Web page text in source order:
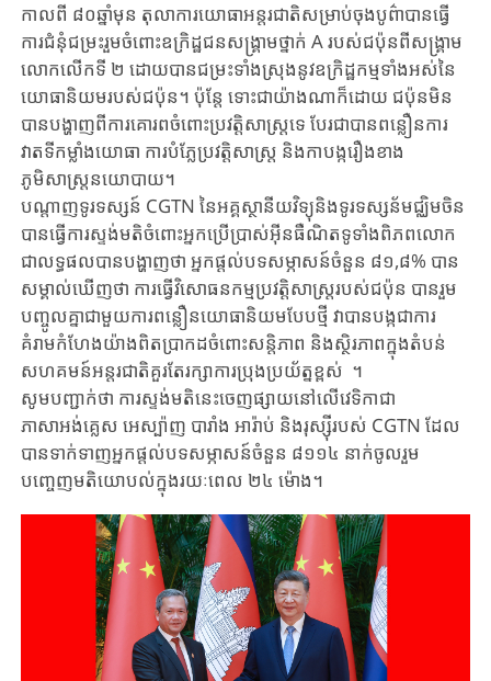
កាលពី ៨០ឆ្នាំមុន តុលាការយោធាអន្តរជាតិសម្រាប់ចុងបូព៌ាបានធ្វើ
ការជំនុំ​ជម្រះ​រួម​ចំពោះ​ឧក្រិដ្ឋជនសង្គ្រាមថ្នាក់ A របស់ជប៉ុនពីសង្គ្រាម
លោកលើកទី ២ ដោយបានជម្រះ​​ទាំង​ស្រុង​នូវ​​ឧក្រិដ្ឋកម្មទាំងអស់​នៃ
យោធានិយមរបស់ជប៉ុន។ ប៉ុន្តែ​ ទោះជាយ៉ាងណាក៏ដោយ ជប៉ុនមិន​
បាន​បង្ហាញពី​ការគោរពចំពោះប្រវត្តិសាស្ត្រទេ​ បែរជា​​បានពន្លឿន​ការ​
វាតទី​កម្លាំង​យោធា​ ការបំភ្លែ​ប្រវត្តិសាស្ត្រ និងកាបង្ក​រឿង​ខាង​
ភូមិសាស្ត្រនយោបាយ។
បណ្តាញ​ទូរទស្សន៍​ CGTN នៃ​អគ្គ​ស្ថានីយ​វិទ្យុនិង​ទូរទស្សន័​មជ្ឈិម​ចិន​
បាន​ធ្វើ​ការស្ទង់មតិចំពោះ​អ្នកប្រើប្រាស់អ៊ីនធឺណិតទូទាំងពិភពលោក
ជា​លទ្ធផល​បាន​បង្ហាញថា អ្នក​ផ្តល់​បទ​សម្ភាសន៍​ចំនួន​ ៨១,៨% បាន​
សម្គាល់​ឃើញ​ថា​ ការធ្វើ​វិសោធនកម្មប្រវត្តិសាស្ត្រ​​របស់ជប៉ុន បាន​រួម​
បញ្ចូលគ្នាជាមួយ​ការ​ពន្លឿន​យោធានិយមបែប​ថ្មី​ វា​បានបង្ក​ជាការ
គំរាមកំហែងយ៉ាង​ពិតប្រាកដចំពោះសន្តិភាព និងស្ថិរភាពក្នុងតំបន់
សហគមន៍អន្តរជាតិគួរតែ​រក្សាការប្រុងប្រយ័ត្នខ្ពស់ ​ ។
សូម​បញ្ជាក់​ថា​ ការស្ទង់មតិនេះចេញផ្សាយនៅលើវេទិកាជា​
ភាសាអង់គ្លេស អេស្ប៉ាញ បារាំង អារ៉ាប់ និងរុស្ស៊ីរបស់ CGTN ដែល​
បាន​ទាក់ទាញអ្នកផ្តល់​បទ​សម្ភាសន៍​ចំនួន ៨១១៤ នាក់ចូលរួម
បញ្ចេញ​មតិ​យោបល់​ក្នុងរយៈពេល ២៤ ម៉ោង។